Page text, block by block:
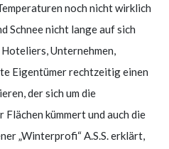
noch nicht wirklich
Schnee nicht lange auf sich
Unternehmen,
Eigentümer rechtzeitig einen
der sich um die
kümmert und auch die
„Winterprofi“ A.S.S. erklärt,